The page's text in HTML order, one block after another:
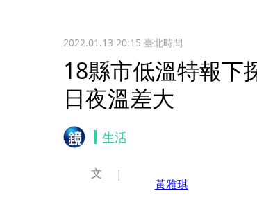
2022.01.13 20:15 臺北時間
18縣市低溫特報
日夜溫差大
生活
文
黃雅琪